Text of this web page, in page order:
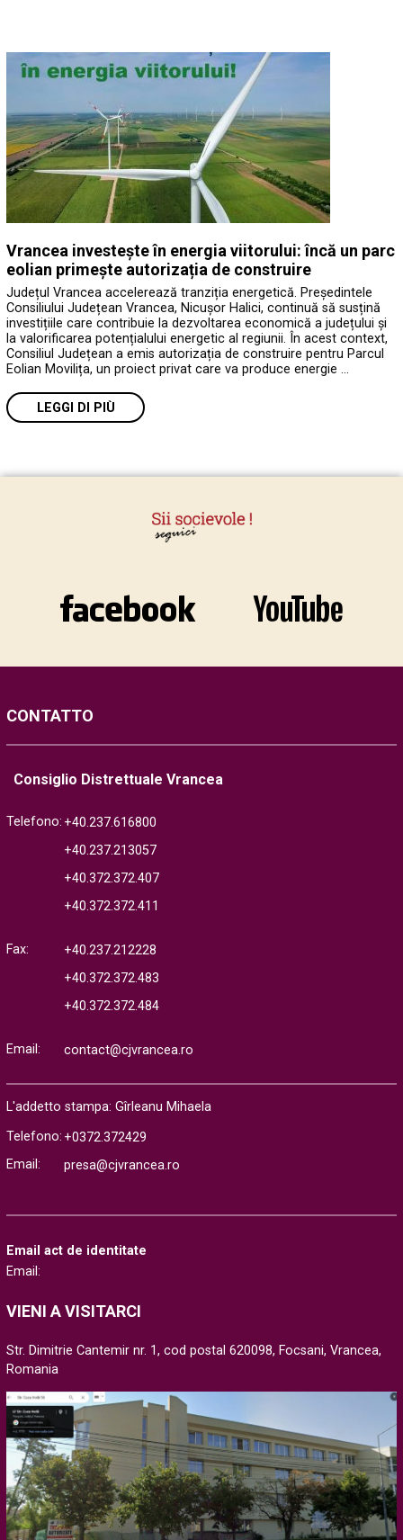
Vrancea investește în energia viitorului: încă un parc
eolian primește autorizația de construire
Județul Vrancea accelerează tranziția energetică. Președintele
Consiliului Județean Vrancea, Nicușor Halici, continuă să susțină
investițiile care contribuie la dezvoltarea economică a județului și
la valorificarea potențialului energetic al regiunii. În acest context,
Consiliul Județean a emis autorizația de construire pentru Parcul
Eolian Movilița, un proiect privat care va produce energie …
LEGGI DI PIÙ
CONTATTO
Consiglio Distrettuale Vrancea
Telefono: +40.237.616800
+40.237.213057
+40.372.372.407
+40.372.372.411
Fax:
+40.237.212228
+40.372.372.483
+40.372.372.484
Email: contact@cjvrancea.ro
L'addetto stampa: Gîrleanu Mihaela
Telefono: +0372.372429
Email:
presa@cjvrancea.ro
Email act de identitate
Email:
VIENI A VISITARCI
Str. Dimitrie Cantemir nr. 1, cod postal 620098, Focsani, Vrancea,
Romania